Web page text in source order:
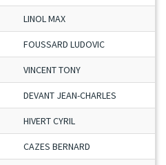
LINOL MAX
FOUSSARD LUDOVIC
VINCENT TONY
DEVANT JEAN-CHARLES
HIVERT CYRIL
CAZES BERNARD